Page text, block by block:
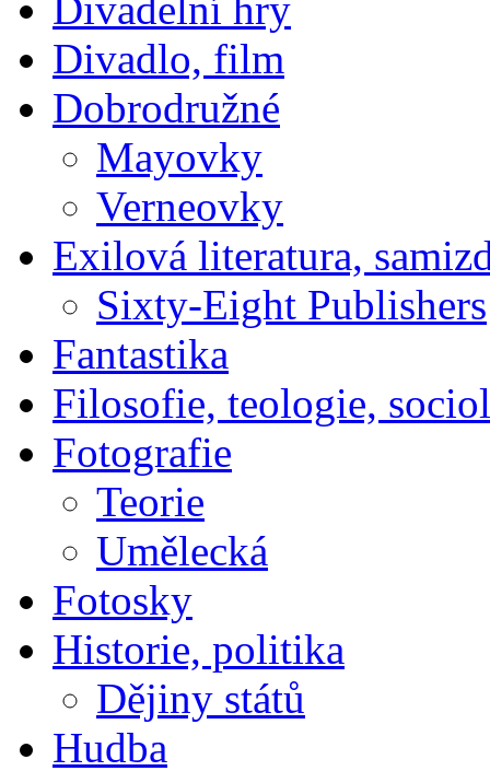
Divadlo, film
Dobrodružné
Mayovky
Verneovky
Exilová literatura,
Sixty-Eight Publishers
Fantastika
Filosofie, teologie,
Fotografie
Teorie
Umělecká
Fotosky
Historie, politika
Dějiny států
Hudba